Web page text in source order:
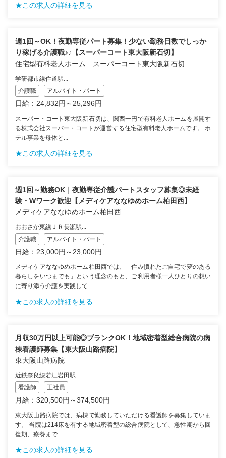
★この求人の詳細を見る
週1回～OK！夜勤専従パート募集！少ない勤務日数でしっか
り稼げる介護職♪♪【スーパーコート東大阪新石切】
住宅型有料老人ホーム スーパーコート東大阪新石切
学研都市線住道駅...
介護職
アルバイト・パート
日給：24,832円～25,296円
スーパー・コート東大阪新石切は、関西一円で有料老人ホームを展開す
る株式会社スーパー・コートが運営する住宅型有料老人ホームです。 ホ
テル事業を母体と...
★この求人の詳細を見る
週1回～勤務OK｜夜勤専従介護パートスタッフ募集◎未経
験・Wワーク歓迎【メディケアななゆめホーム柏田西】
メディケアななゆめホーム柏田西
おおさか東線ＪＲ長瀬駅...
介護職
アルバイト・パート
日給：23,000円～23,000円
メディケアななゆめホーム柏田西では、「住み慣れたご自宅で夢のある
暮らしをいつまでも」という理念のもと、ご利用者様一人ひとりの想い
に寄り添う介護を実践して...
★この求人の詳細を見る
月収30万円以上可能◎ブランクOK！地域密着型総合病院の病
棟看護師募集【東大阪山路病院】
東大阪山路病院
近鉄奈良線若江岩田駅...
看護師
正社員
月給：320,500円～374,500円
東大阪山路病院では、病棟で勤務していただける看護師を募集していま
す。 当院は214床を有する地域密着型の総合病院として、急性期から回
復期、療養まで...
★この求人の詳細を見る